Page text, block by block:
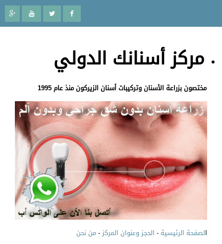
مركز أسنانك الدولي
مختصون بزراعة الأسنان وتركيبات أسنان الزيركون منذ عام 1995
لصفحة الرئيسية-الحجز وعنوان المركز-من نحن